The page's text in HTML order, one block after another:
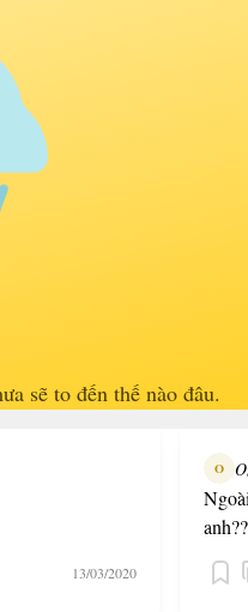
sẽ to đến thế nào đâu.
13/03/2020
O